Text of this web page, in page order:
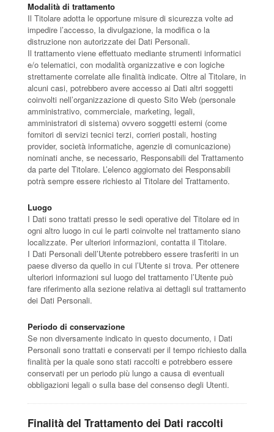
Modalità di trattamento
Il Titolare adotta le opportune misure di sicurezza volte ad
impedire l’accesso, la divulgazione, la modifica o la
distruzione non autorizzate dei Dati Personali.
Il trattamento viene effettuato mediante strumenti informatici
e/o telematici, con modalità organizzative e con logiche
strettamente correlate alle finalità indicate. Oltre al Titolare, in
alcuni casi, potrebbero avere accesso ai Dati altri soggetti
coinvolti nell’organizzazione di questo Sito Web (personale
amministrativo, commerciale, marketing, legali,
amministratori di sistema) ovvero soggetti esterni (come
fornitori di servizi tecnici terzi, corrieri postali, hosting
provider, società informatiche, agenzie di comunicazione)
nominati anche, se necessario, Responsabili del Trattamento
da parte del Titolare. L’elenco aggiornato dei Responsabili
potrà sempre essere richiesto al Titolare del Trattamento.
Luogo
I Dati sono trattati presso le sedi operative del Titolare ed in
ogni altro luogo in cui le parti coinvolte nel trattamento siano
localizzate. Per ulteriori informazioni, contatta il Titolare.
I Dati Personali dell’Utente potrebbero essere trasferiti in un
paese diverso da quello in cui l’Utente si trova. Per ottenere
ulteriori informazioni sul luogo del trattamento l’Utente può
fare riferimento alla sezione relativa ai dettagli sul trattamento
dei Dati Personali.
Periodo di conservazione
Se non diversamente indicato in questo documento, i Dati
Personali sono trattati e conservati per il tempo richiesto dalla
finalità per la quale sono stati raccolti e potrebbero essere
conservati per un periodo più lungo a causa di eventuali
obbligazioni legali o sulla base del consenso degli Utenti.
Finalità del Trattamento dei Dati raccolti